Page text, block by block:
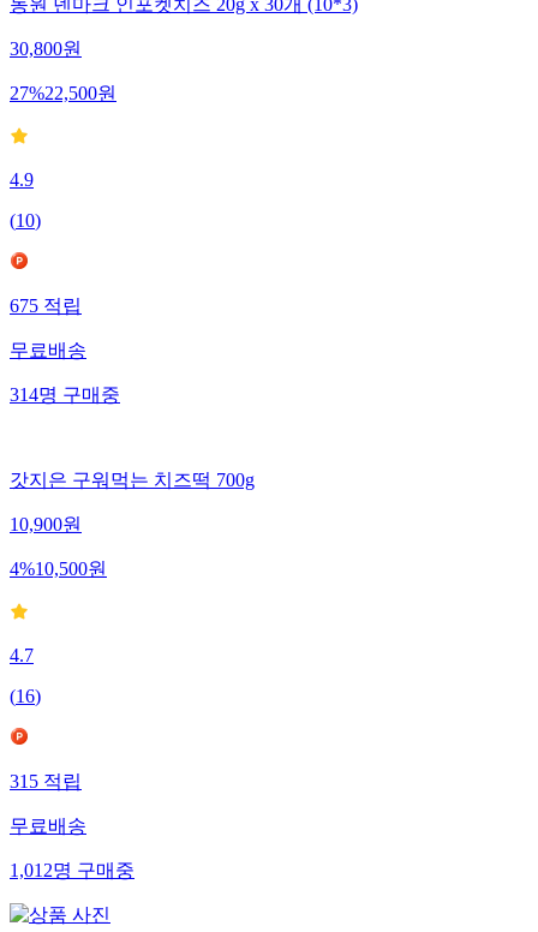
동원 덴마크 인포켓치즈 20g x 30개 (10*3)
30,800원
27%22,500원
4.9
(10)
675적립
무료배송
314명구매중
갓지은 구워먹는 치즈떡 700g
10,900원
4%10,500원
4.7
(16)
315적립
무료배송
1,012명구매중